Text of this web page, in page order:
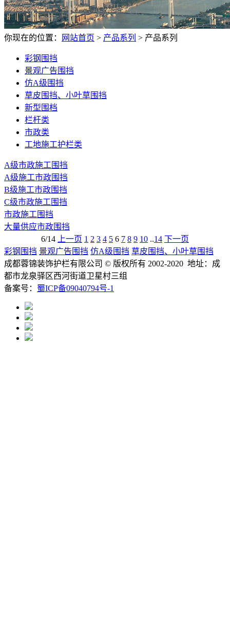
你现在的位置： 网站首页 > 产品系列 > 产品系列
彩钢围挡
景观广告围挡
仿A级围挡
草皮围挡、小叶草围挡
新型围档
栏杆类
市政类
工地施工护栏类
A级市政施工围挡
A级施工市政围挡
B级施工市政围挡
C级市政施工围挡
市政施工围挡
大量供应市政围挡
6/14
上一页 1 2 3 4 5 6 7 8 9 10 ..14 下一页
彩钢围挡 景观广告围挡 仿A级围挡 草皮围挡、小叶草围挡
成都蓉锦装饰护栏有限公司 © 版权所有 2002-2020 地址：成
都市龙泉驿区西河街道卫星村三组
备案号： 蜀ICP备09040794号-1